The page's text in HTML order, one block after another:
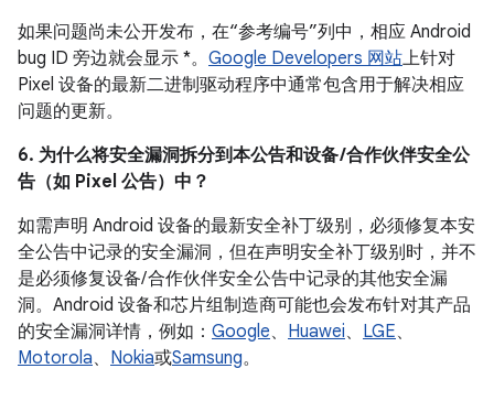
如果问题尚未公开发布，在“参考编号”列中，相应 Android
bug ID 旁边就会显示 *。 Google Developers 网站上针对
Pixel 设备的最新二进制驱动程序中通常包含用于解决相应
问题的更新。
6. 为什么将安全漏洞拆分到本公告和设备 /合作伙伴安全公
告（如 Pixel 公告）中？
如需声明 Android 设备的最新安全补丁级别，必须修复本安
全公告中记录的安全漏洞，但在声明安全补丁级别时，并不
是必须修复设备/ 合作伙伴安全公告中记录的其他安全漏
洞。Android 设备和芯片组制造商可能也会发布针对其产品
的安全漏洞详情，例如： Google、 Huawei、 LGE、
Motorola、 Nokia或Samsung。